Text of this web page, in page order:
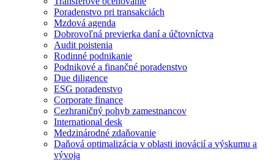
Poradenstvo pri transakciách
Mzdová agenda
Dobrovoľná previerka daní a účtovníctva
Audit poistenia
Rodinné podnikanie
Podnikové a finančné poradenstvo
Due diligence
ESG poradenstvo
Corporate finance
Cezhraničný pohyb zamestnancov
International desk
Medzinárodné zdaňovanie
Daňová optimalizácia v oblasti inovácií a výskumu a
vývoja